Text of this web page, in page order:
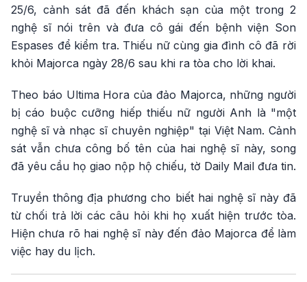
25/6, cảnh sát đã đến khách sạn của một trong 2
nghệ sĩ nói trên và đưa cô gái đến bệnh viện Son
Espases để kiểm tra. Thiếu nữ cùng gia đình cô đã rời
khỏi Majorca ngày 28/6 sau khi ra tòa cho lời khai.
Theo báo Ultima Hora của đảo Majorca, những người
bị cáo buộc cưỡng hiếp thiếu nữ người Anh là "một
nghệ sĩ và nhạc sĩ chuyên nghiệp" tại Việt Nam. Cảnh
sát vẫn chưa công bố tên của hai nghệ sĩ này, song
đã yêu cầu họ giao nộp hộ chiếu, tờ Daily Mail đưa tin.
Truyền thông địa phương cho biết hai nghệ sĩ này đã
từ chối trả lời các câu hỏi khi họ xuất hiện trước tòa.
Hiện chưa rõ hai nghệ sĩ này đến đảo Majorca để làm
việc hay du lịch.